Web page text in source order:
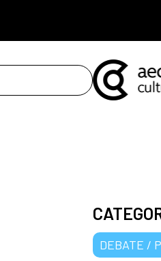
DEBATE /